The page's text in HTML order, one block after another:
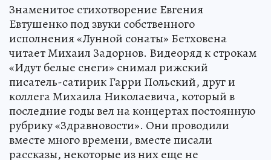
Знаменитое стихотворение Евгения
Евтушенко под звуки собственного
исполнения «Лунной сонаты» Бетховена
читает Михаил Задорнов. Видеоряд к строкам
«Идут белые снеги» снимал рижский
писатель-сатирик Гарри Польский, друг и
коллега Михаила Николаевича, который в
последние годы вел на концертах постоянную
рубрику «Здравновости». Они проводили
вместе много времени, вместе писали
рассказы, некоторые из них еще не